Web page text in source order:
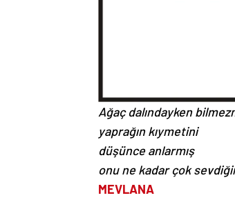
Ağaç dalındayken
yaprağın kıymetini
düşünce anlarmış
onu ne kadar çok
MEVLANA